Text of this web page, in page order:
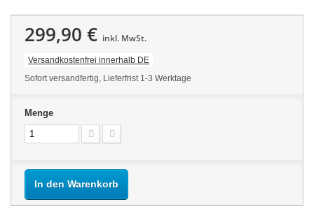
299,90 € inkl. MwSt.
Versandkostenfrei innerhalb DE
Sofort versandfertig, Lieferfrist 1-3 Werktage
Menge
In den Warenkorb